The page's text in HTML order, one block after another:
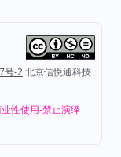
号-2北京信悦通科技
性使用-禁止演绎